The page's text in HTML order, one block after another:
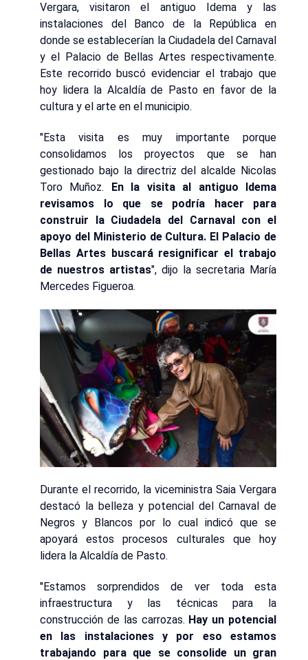
Vergara, visitaron el antiguo Idema y las
instalaciones del Banco de la República en
donde se establecerían la Ciudadela del Carnaval
y el Palacio de Bellas Artes respectivamente.
Este recorrido buscó evidenciar el trabajo que
hoy lidera la Alcaldía de Pasto en favor de la
cultura y el arte en el municipio.
"Esta visita es muy importante porque
consolidamos los proyectos que se han
gestionado bajo la directriz del alcalde Nicolas
Toro Muñoz. En la visita al antiguo Idema
revisamos lo que se podría hacer para
construir la Ciudadela del Carnaval con el
apoyo del Ministerio de Cultura. El Palacio de
Bellas Artes buscará resignificar el trabajo
de nuestros artistas", dijo la secretaria María
Mercedes Figueroa.
Durante el recorrido, la viceministra Saia Vergara
destacó la belleza y potencial del Carnaval de
Negros y Blancos por lo cual indicó que se
apoyará estos procesos culturales que hoy
lidera la Alcaldía de Pasto.
"Estamos sorprendidos de ver toda esta
infraestructura y las técnicas para la
construcción de las carrozas. Hay un potencial
en las instalaciones y por eso estamos
trabajando para que se consolide un gran